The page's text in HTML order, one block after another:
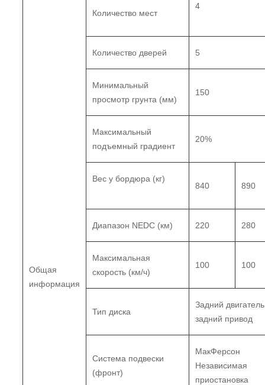
Общая
информация
Количество мест
4
Количество дверей 5
Минимальный
просмотр грунта (мм)
150
Максимальный
подъемный градиент
20%
Вес у бордюра (кг)
840 890
Диапазон NEDC (км) 220 280
Максимальная
скорость (км/ч)
100 100
Тип диска
Задний двигатель
задний привод
Система подвески
(фронт)
МакФерсон
Независимая
приостановка